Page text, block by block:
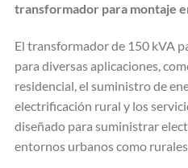
transformador para montaje
El transformador de 150 kVA
para diversas aplicaciones,
residencial, el suministro de
electrificación rural y los
diseñado para suministrar
entornos urbanos como